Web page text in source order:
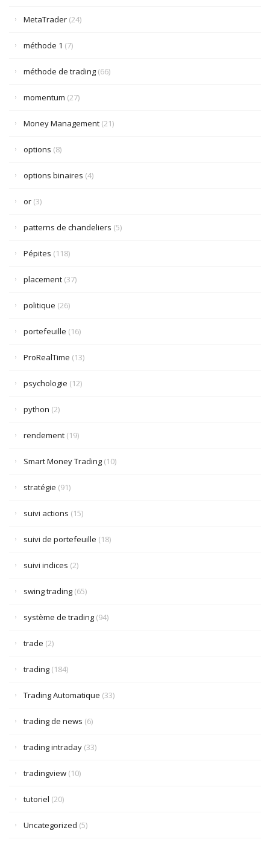
MetaTrader (24)
méthode 1 (7)
méthode de trading (66)
momentum (27)
Money Management (21)
options (8)
options binaires (4)
or (3)
patterns de chandeliers (5)
Pépites (118)
placement (37)
politique (26)
portefeuille (16)
ProRealTime (13)
psychologie (12)
python (2)
rendement (19)
Smart Money Trading (10)
stratégie (91)
suivi actions (15)
suivi de portefeuille (18)
suivi indices (2)
swing trading (65)
système de trading (94)
trade (2)
trading (184)
Trading Automatique (33)
trading de news (6)
trading intraday (33)
tradingview (10)
tutoriel (20)
Uncategorized (5)